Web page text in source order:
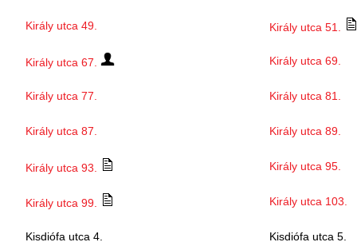
Király utca 49. Király utca 51.
Király utca 67. Király utca 69.
Király utca 77. Király utca 81.
Király utca 87. Király utca 89.
Király utca 93. Király utca 95.
Király utca 99. Király utca 103.
Kisdiófa utca 4. Kisdiófa utca 5.